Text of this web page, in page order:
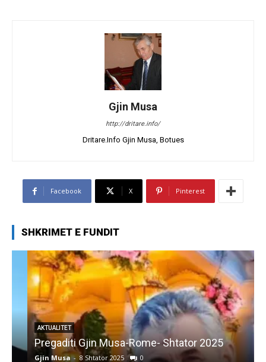
Gjin Musa
http://dritare.info/
Dritare.Info Gjin Musa, Botues
Facebook X Pinterest
SHKRIMET E FUNDIT
AKTUALITET
Pregaditi Gjin Musa-Rome- Shtator 2025
Gjin Musa - 8 Shtator 2025 0